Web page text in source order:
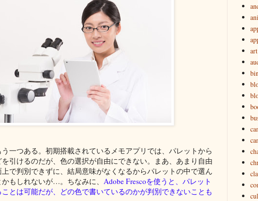
一つある。初期搭載されているメモアプリでは、パレットから
引けるのだが、色の選択が自由にできない。まあ、あまり自由
で判別できずに、結局意味がなくなるからパレットの中で選ん
もしれないが…。ちなみに、 Adobe Frescoを使うと、パレット
とは可能だが、どの色で書いているのかが判別できないことも
art